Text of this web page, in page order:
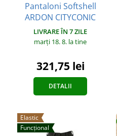
Pantaloni Softshell
ARDON CITYCONIC
LIVRARE ÎN 7 ZILE
marți 18. 8. la tine
321,75 lei
DETALII
Elastic
Funcțional